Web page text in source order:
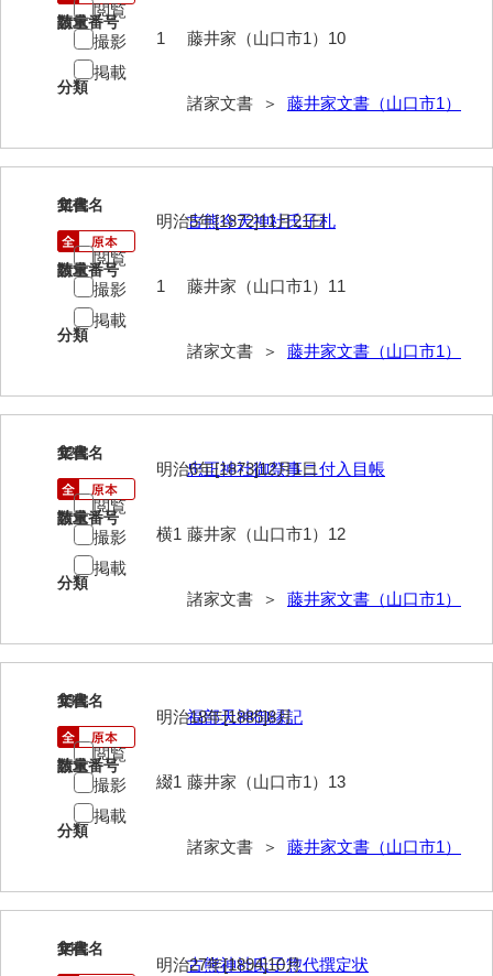
片岡トミ子自作農地木札
堅田家文書（一般郷土伝来）
堅田家文書（山口市）
堅田家文書（山口市２）
片山家文書（下関市豊浦）
片山家文書（美和町）
月輪寺文書
勝間田家文書
桂家文書（防府市）
桂家文書（宇部市2）
桂家文書（下関市長府）
桂家文書（大阪市）
門井家文書
金子家文書
兼重家文書
兼田家文書
請求番号
藤井家（山口市1）10
分類
諸家文書 ＞ 藤井家文書（山口市1）
数量
1
閲覧
撮影
掲載
11
文書名
古熊今天神社氏子札
請求番号
藤井家（山口市1）11
分類
諸家文書 ＞ 藤井家文書（山口市1）
年代
明治5年[1872]11月21日
数量
1
閲覧
撮影
掲載
12
文書名
忠正神社御祭事ニ付入目帳
請求番号
藤井家（山口市1）12
分類
諸家文書 ＞ 藤井家文書（山口市1）
年代
明治6年[1873]12月1日
数量
横1
閲覧
撮影
掲載
13
文書名
福部天神御縁記
請求番号
藤井家（山口市1）13
分類
諸家文書 ＞ 藤井家文書（山口市1）
年代
明治18年[1885]8月
数量
綴1
閲覧
撮影
掲載
14
文書名
古熊神社氏子惣代撰定状
年代
明治27年[1894]10月